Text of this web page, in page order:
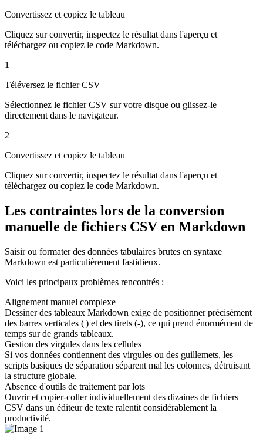
Convertissez et copiez le tableau
Cliquez sur convertir, inspectez le résultat dans l'aperçu et
téléchargez ou copiez le code Markdown.
1
Téléversez le fichier CSV
Sélectionnez le fichier CSV sur votre disque ou glissez-le
directement dans le navigateur.
2
Convertissez et copiez le tableau
Cliquez sur convertir, inspectez le résultat dans l'aperçu et
téléchargez ou copiez le code Markdown.
Les contraintes lors de la conversion
manuelle de fichiers CSV en Markdown
Saisir ou formater des données tabulaires brutes en syntaxe
Markdown est particulièrement fastidieux.
Voici les principaux problèmes rencontrés :
Alignement manuel complexe
Dessiner des tableaux Markdown exige de positionner précisément
des barres verticales (|) et des tirets (-), ce qui prend énormément de
temps sur de grands tableaux.
Gestion des virgules dans les cellules
Si vos données contiennent des virgules ou des guillemets, les
scripts basiques de séparation séparent mal les colonnes, détruisant
la structure globale.
Absence d'outils de traitement par lots
Ouvrir et copier-coller individuellement des dizaines de fichiers
CSV dans un éditeur de texte ralentit considérablement la
productivité.